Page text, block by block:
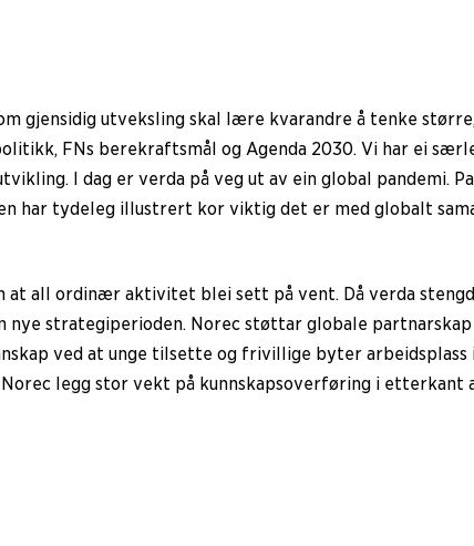
gjensidig utveksling skal lære kvarandre å tenke
FNs berekraftsmål og Agenda 2030. Vi har ei
I dag er verda på veg ut av ein global pandemi.
har tydeleg illustrert kor viktig det er med globalt
at all ordinær aktivitet blei sett på vent. Då verda
nye strategiperioden. Norec støttar globale
ved at unge tilsette og frivillige byter
legg stor vekt på kunnskapsoverføring i etterkant